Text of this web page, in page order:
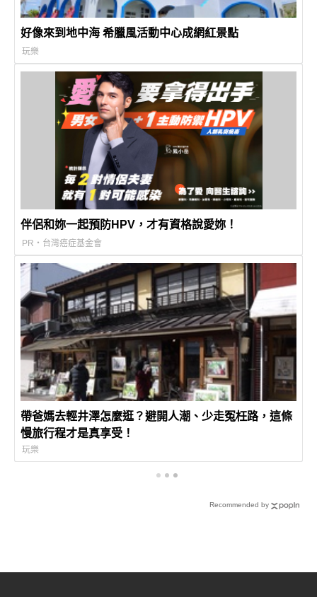
好像來到地中海 希臘風活動中心成網紅景點
玩樂
伴侶和妳一起預防HPV，才有資格說愛妳！
PR・台灣癌症基金會
帶爸媽去輕井澤怎麼逛？避開人潮、少走冤枉路，這條
慢旅行程才是真享受！
玩樂
Recommended by